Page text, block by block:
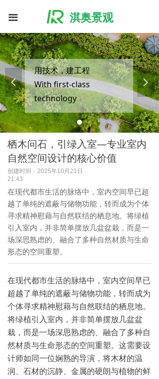
淇奥景观
끀
用技术，建工程
With first-class
technology
build first-class projects
넳 넲
栖木问石，引绿入室—专业室内
自然空间设计的核心价值
创建时间： 2025年10月21日
21:43
在现代都市生活的脉络中，室内空间早已超
越了单纯的遮蔽与储物功能，转而成为个体
寻求精神慰藉与自然联结的栖息地。将绿植
引入室内，并非简单摆放几盆盆栽，而是一
场深思熟虑的、融合了多种自然材质与生命
形态的空间重塑。
在现代都市生活的脉络中，室内空间早已
超越了单纯的遮蔽与储物功能，转而成为
个体寻求精神慰藉与自然联结的栖息地。
将绿植引入室内，并非简单摆放几盆盆
栽，而是一场深思熟虑的、融合了多种自
然材质与生命形态的空间重塑。这需要设
计师如同一位娴熟的导演，将木材的温
润、石材的沉静、金属的硬朗与植物的鲜